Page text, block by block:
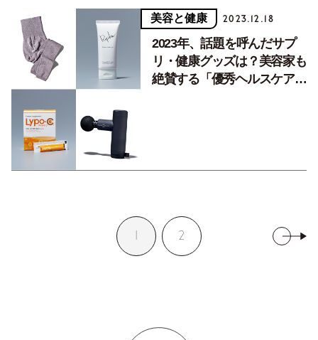
美容と健康 2023.12.18
2023年、話題を呼んだサプ
リ・健康グッズは？美容家も
絶賛する「優秀ヘルスケア」
1 2